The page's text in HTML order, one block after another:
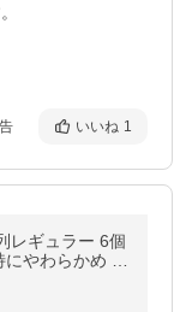
いいね 1
レギュラー 6個
やわらかめ か